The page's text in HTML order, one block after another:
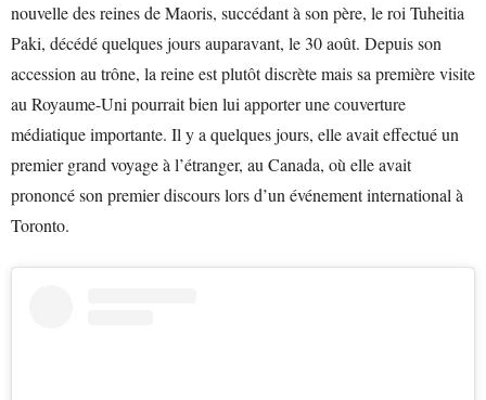
nouvelle des reines de Maoris, succédant à son père, le roi Tuheitia
Paki, décédé quelques jours auparavant, le 30 août. Depuis son
accession au trône, la reine est plutôt discrète mais sa première visite
au Royaume-Uni pourrait bien lui apporter une couverture
médiatique importante. Il y a quelques jours, elle avait effectué un
premier grand voyage à l’étranger, au Canada, où elle avait
prononcé son premier discours lors d’un événement international à
Toronto.